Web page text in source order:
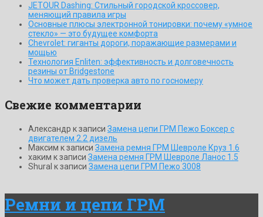
JETOUR Dashing: Стильный городской кроссовер,
меняющий правила игры
Основные плюсы электронной тонировки: почему «умное
стекло» — это будущее комфорта
Chevrolet: гиганты дороги, поражающие размерами и
мощью
Технология Enliten: эффективность и долговечность
резины от Bridgestone
Что может дать проверка авто по госномеру
Свежие комментарии
Александр к записи Замена цепи ГРМ Пежо Боксер с
двигателем 2.2 дизель
Максим к записи Замена ремня ГРМ Шевроле Круз 1.6
хаким к записи Замена ремня ГРМ Шевроле Ланос 1.5
ShuraI к записи Замена цепи ГРМ Пежо 3008
Ремни и цепи ГРМ